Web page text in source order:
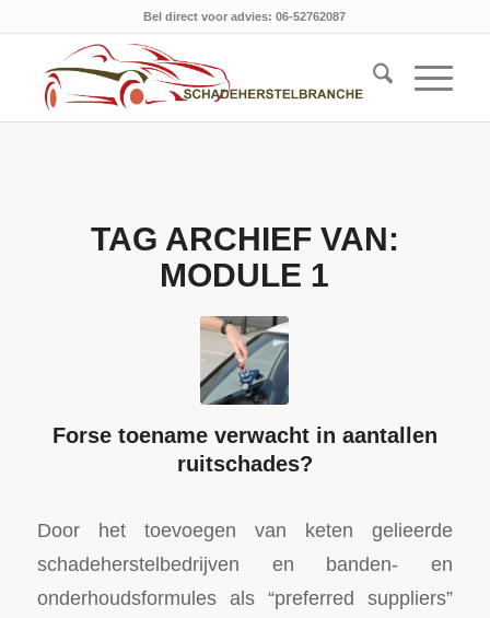
Bel direct voor advies: 06-52762087
TAG ARCHIEF VAN:
MODULE 1
Forse toename verwacht in aantallen
ruitschades?
Door het toevoegen van keten gelieerde
schadeherstelbedrijven en banden- en
onderhoudsformules als “preferred suppliers”